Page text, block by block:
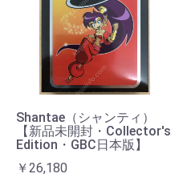
Shantae（シャンティ）
【新品未開封・Collector's
Edition・GBC日本版】
￥26,180